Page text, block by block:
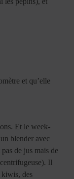
et qu’elle
Et le week-
blender avec
de jus mais de
Il
kiwis, des